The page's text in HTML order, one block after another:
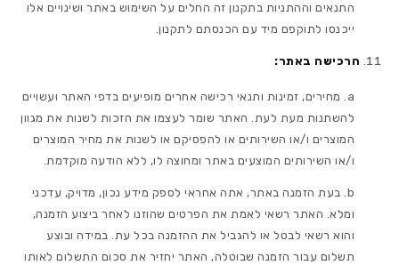
התנאים וההתניות בתקנון זה החלים על השימוש באתר ושינויים אלו
ייכנסו לתוקפם מיד עם הכנסתם לתקנון.
הרכישה באתר:
מחירים, זמינות ותנאי רכישה אחרים מופיעים בדפי האתר ועשויים
להשתנות מעת לעת. האתר שומר לעצמו את הזכות לשנות את מגוון
המוצרים ו/או השירותים או להפסיקם או לשנות את מחיר המוצרים
ו/או השירותים המוצעים באתר ומחוצה לו, ללא הודעה מוקדמת.
בעת הזמנה באתר, אתה אחראי לספק מידע נכון, מדויק, עדכני
ומלא. האתר רשאי לאמת את הפרטים שהוזנו לאחר ביצוע הזמנה,
והוא רשאי לבטל או להגביל את ההזמנה בכל עת. במידה ובוצע
תשלום עבור הזמנה שבוטלה, האתר יחזיר את סכום התשלום לאותו